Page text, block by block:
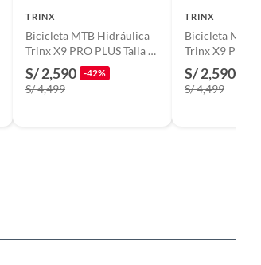
TRINX
Bicicleta MTB Hidráulica
Trinx X9 PRO PLUS Talla L
- 19
S/ 2,590 -42%
S/ 4,499
TRINX
Bicicleta MTB
Trinx X9 PRO
- 19
S/ 2,590
S/ 4,499